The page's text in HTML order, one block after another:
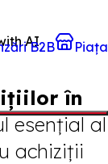
B2B
Piața
AI
în
esențial al
achiziții